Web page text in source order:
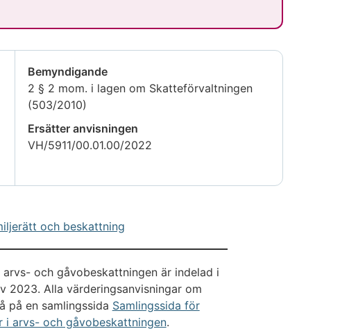
Bemyndigande
2 § 2 mom. i lagen om Skatteförvaltningen
(503/2010)
Ersätter anvisningen
VH/5911/00.01.00/2022
och beskattning
och gåvobeskattningen är indelad i
2023. Alla värderingsanvisningar om
på en samlingssida Samlingssida för
i arvs- och gåvobeskattningen.